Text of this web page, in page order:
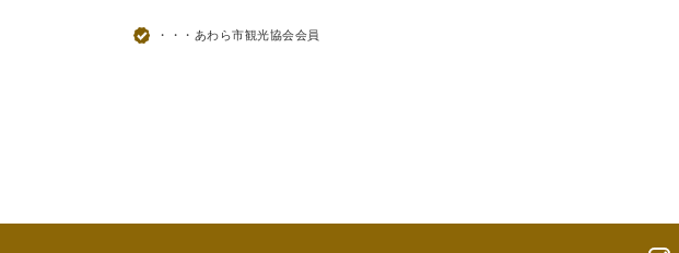
・・・あわら市観光協会会員